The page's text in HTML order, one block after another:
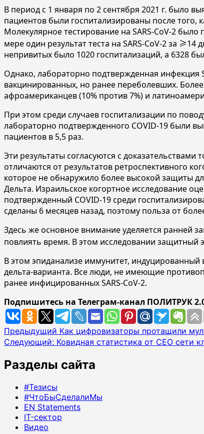
В период с 1 января по 2 сентября 2021 г. было
пациентов были госпитализированы после того,
Молекулярное тестирование на SARS-CoV-2
мере один результат теста на SARS-CoV-2 за
непривитых было 1020 госпитализаций, а 6328
Однако, лабораторно подтвержденная инфекция
вакцинированных, но ранее переболевших.
афроамериканцев (10% против 7%) и
При этом среди случаев госпитализации по
лабораторно подтвержденного COVID-19 были
пациентов в 5,5 раз.
Эти результаты согласуются с
отличаются от результатов ретроспективного
которое не обнаружило более высокой защиты
Дельта. Израильское когортное исследование
подтвержденный COVID-19 среди
сделаны 6 месяцев назад, поэтому польза от
Здесь же основное внимание уделяется ранней
повлиять время. В этом исследовании защитный
В этом эпиданализе иммунитет,
дельта-варианта. Все люди, не имеющие
ранее инфицированных SARS-CoV-2.
Подпишитесь на Телеграм-канал ПОЛИТРУК
Навигация
записи
Предыдущий Как цифровизаторы протащили
Следующий: Ковидная статистика от CEO сети
Разделы сайта
#Тезисы
#ЧтоБыСделалиМы
EN Statements
IT-сектор
Видео